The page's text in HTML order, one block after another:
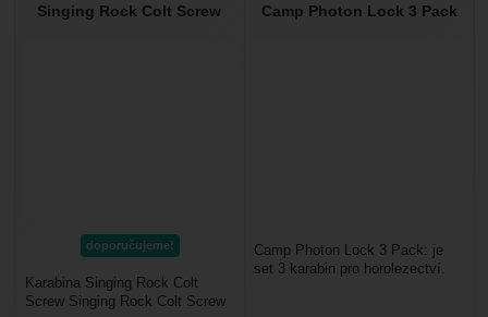
Singing Rock Colt Screw
doporučujeme!
Karabina Singing Rock Colt
Screw Singing Rock Colt Screw
Camp Photon Lock 3 Pack
Camp Photon Lock 3 Pack: je
set 3 karabin pro horolezectví.